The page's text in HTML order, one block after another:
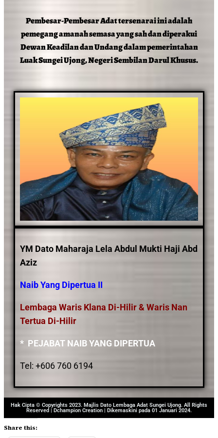
Pembesar-Pembesar Adat tersenarai ini adalah
pemegang amanah semasa yang sah dan diperakui
Dewan Keadilan dan Undang dalam pemerintahan
Luak Sungei Ujong, Negeri Sembilan Darul Khusus.
YM Dato Maharaja Lela Abdul Mukti Haji Abd
Aziz
Naib Yang Dipertua II
Lembaga Waris Klana Di-Hilir & Waris Nan
Tertua Di-Hilir
* PEJABAT NAIB YANG DIPERTUA
Tel: +606 760 6194
Hak Cipta © Copyrights 2023. Majlis Dato Lembaga Adat Sungei Ujong. All Rights
Reserved | Dchampion Creation | Dikemaskini pada 01 Januari 2024.
Share this: